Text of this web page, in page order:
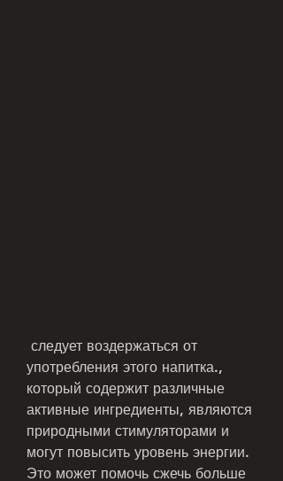
употребления этого напитка.,
который содержит различные
активные ингредиенты, являются
природными стимуляторами и
могут повысить уровень энергии.
Это может помочь сжечь больше